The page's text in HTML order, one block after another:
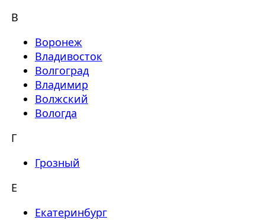
В
Воронеж
Владивосток
Волгоград
Владимир
Волжский
Вологда
Г
Грозный
Е
Екатеринбург